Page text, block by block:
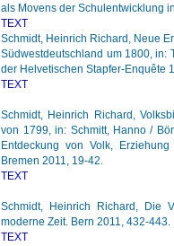
als Movens der Schulentwicklung
TEXT
Schmidt, Heinrich Richard, Neue
Südwestdeutschland um 1800, in:
der Helvetischen Stapfer-Enquête
TEXT
Schmidt, Heinrich Richard,
von 1799, in: Schmitt, Hanno /
Entdeckung von Volk,
Bremen 2011, 19-42.
TEXT
Schmidt, Heinrich Richard, Die
moderne Zeit. Bern 2011, 432-443.
TEXT